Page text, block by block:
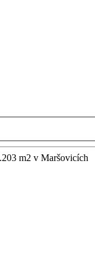
m2 v Maršovicích